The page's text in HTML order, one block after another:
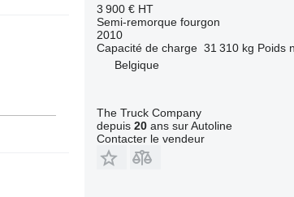
3 900 € HT
Semi-remorque fourgon
2010
Capacité de charge 31 310 kg Poids
Belgique
The Truck Company
depuis 20ans sur Autoline
Contacter le vendeur